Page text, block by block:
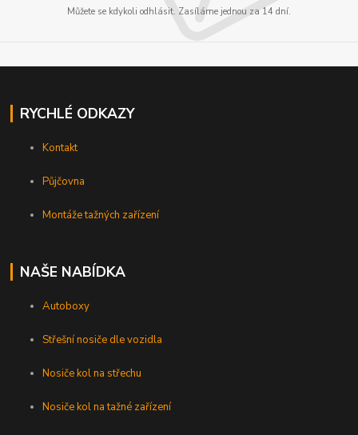
Můžete se kdykoli odhlásit. Zasíláme jednou za 14 dní.
RYCHLÉ ODKAZY
Kontakt
Půjčovna
Montáže tažných zařízení
NAŠE NABÍDKA
Autoboxy
Střešní nosiče dle vozidla
Nosiče kol na střechu
Nosiče kol na tažné zařízení